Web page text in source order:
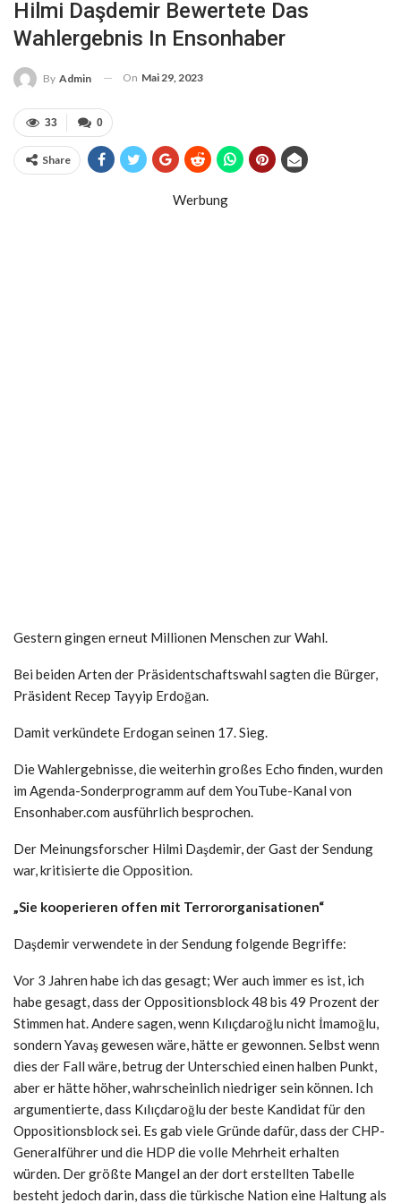
Hilmi Daşdemir Bewertete Das
Wahlergebnis In Ensonhaber
By Admin On Mai 29, 2023
0
33
Share
Werbung
Gestern gingen erneut Millionen Menschen zur Wahl.
Bei beiden Arten der Präsidentschaftswahl sagten die Bürger,
Präsident Recep Tayyip Erdoğan.
Damit verkündete Erdogan seinen 17. Sieg.
Die Wahlergebnisse, die weiterhin großes Echo finden, wurden
im Agenda-Sonderprogramm auf dem YouTube-Kanal von
Ensonhaber.com ausführlich besprochen.
Der Meinungsforscher Hilmi Daşdemir, der Gast der Sendung
war, kritisierte die Opposition.
„Sie kooperieren offen mit Terrororganisationen“
Daşdemir verwendete in der Sendung folgende Begriffe:
Vor 3 Jahren habe ich das gesagt; Wer auch immer es ist, ich
habe gesagt, dass der Oppositionsblock 48 bis 49 Prozent der
Stimmen hat. Andere sagen, wenn Kılıçdaroğlu nicht İmamoğlu,
sondern Yavaş gewesen wäre, hätte er gewonnen. Selbst wenn
dies der Fall wäre, betrug der Unterschied einen halben Punkt,
aber er hätte höher, wahrscheinlich niedriger sein können. Ich
argumentierte, dass Kılıçdaroğlu der beste Kandidat für den
Oppositionsblock sei. Es gab viele Gründe dafür, dass der CHP-
Generalführer und die HDP die volle Mehrheit erhalten
würden. Der größte Mangel an der dort erstellten Tabelle
besteht jedoch darin, dass die türkische Nation eine Haltung als